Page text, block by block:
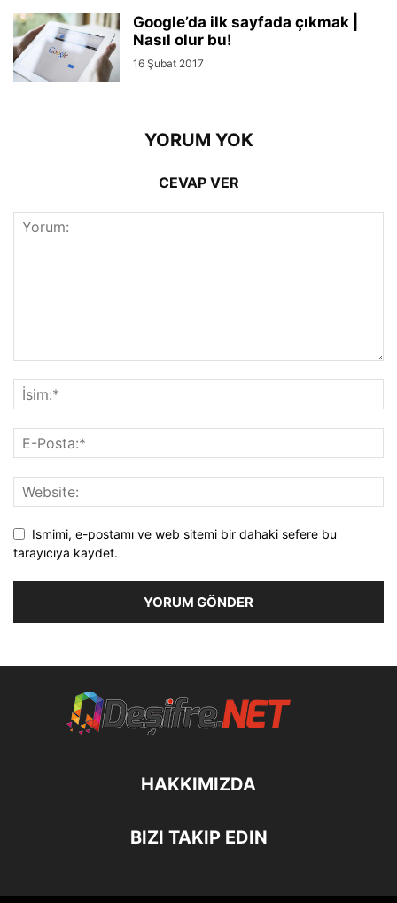
Google’da ilk sayfada çıkmak |
Nasıl olur bu!
16 Şubat 2017
YORUM YOK
CEVAP VER
Ismimi, e-postamı ve web sitemi bir dahaki sefere bu
tarayıcıya kaydet.
HAKKIMIZDA
BIZI TAKIP EDIN